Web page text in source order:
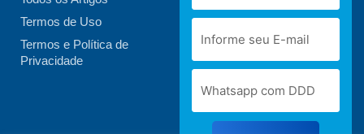
Termos de Uso
Termos e Política de
Privacidade